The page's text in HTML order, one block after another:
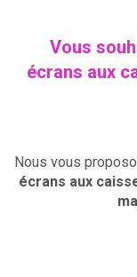
Vous
écrans aux
Nous vous
écrans aux